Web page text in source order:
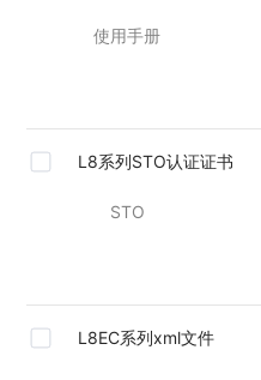
使用手册
L8系列STO认证证书
STO
L8EC系列xml文件